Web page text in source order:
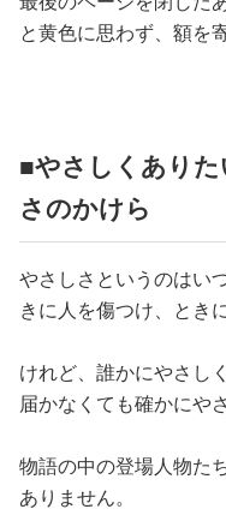
と黄色に思わず、額を
■やさしくあり
さのかけら
やさしさというのはい
きに人を傷つけ、とき
けれど、誰かにやさし
届かなくても確かにや
物語の中の登場人物た
ありません。